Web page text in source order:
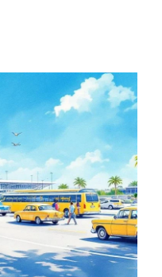
de Cuba
exceptionnelle avec 6 000
une faune rare et des